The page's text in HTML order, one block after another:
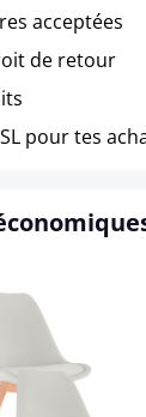
acceptées
de retour
pour tes